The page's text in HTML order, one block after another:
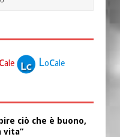
cale Locale
ciò che è buono,
vita”